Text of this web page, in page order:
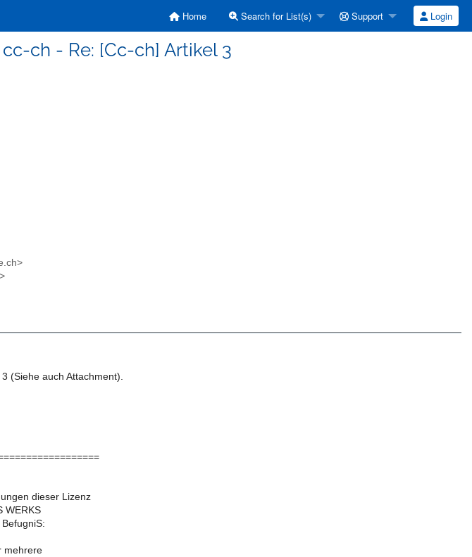
Home Search for List(s) Support Login
cc-ch - Re: [Cc-ch] Artikel 3
(Siehe auch Attachment).
dieser Lizenz
WERKS
mehrere